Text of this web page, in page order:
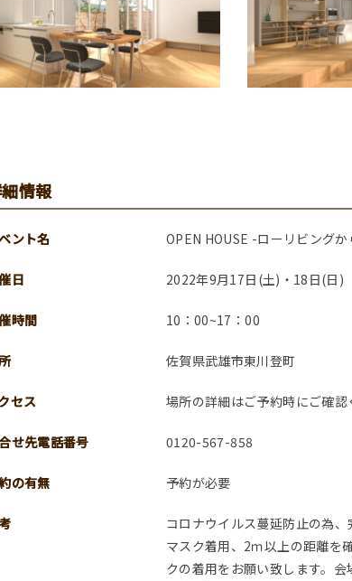
情報
ント名 OPEN HOUSE -ローリビング
日 2022年9月17日(土)・18日(日)
時間 10：00~17：00
佐賀県武雄市東川登町
セス 場所の詳細はご予約時にご確認
せ先電話番号 0120-567-858
の有無 予約が必要
コロナウイルス蔓延防止の為
マスク着用、2ｍ以上の距離を
クの着用をお願い致します。